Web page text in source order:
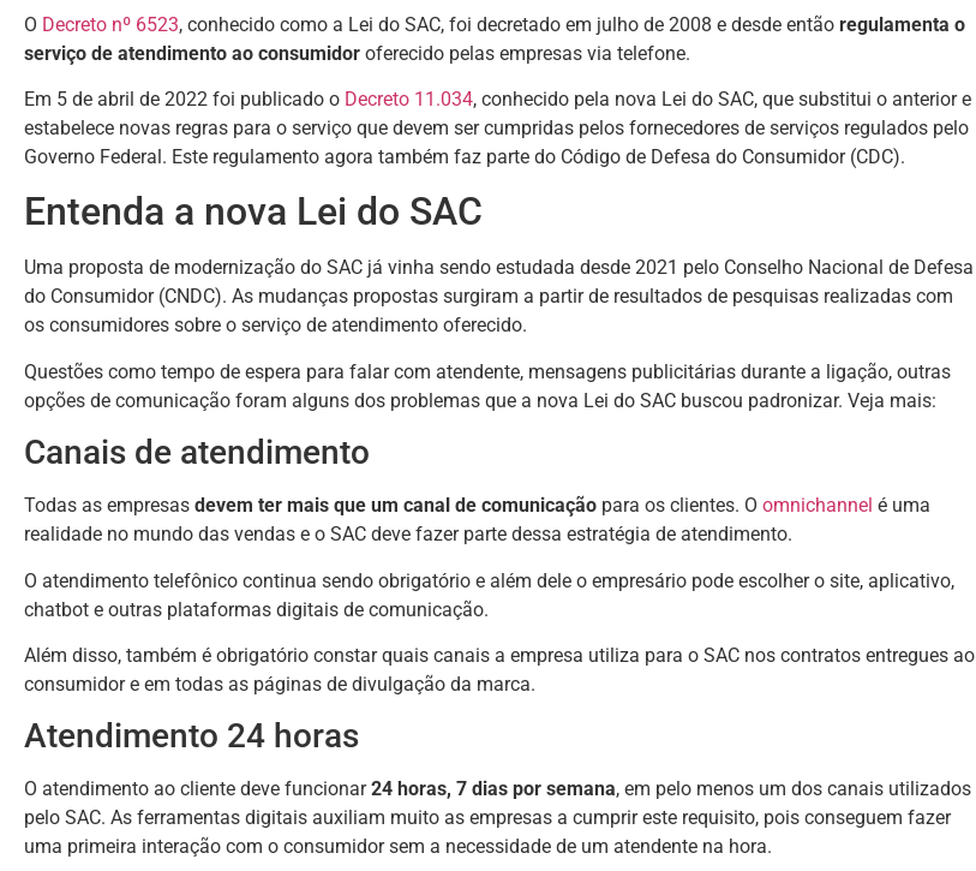
O Decreto nº 6523, conhecido como a Lei do SAC, foi decretado em julho de 2008 e desde então regulamenta o
serviço de atendimento ao consumidor oferecido pelas empresas via telefone.
Em 5 de abril de 2022 foi publicado o Decreto 11.034, conhecido pela nova Lei do SAC, que substitui o anterior e
estabelece novas regras para o serviço que devem ser cumpridas pelos fornecedores de serviços regulados pelo
Governo Federal. Este regulamento agora também faz parte do Código de Defesa do Consumidor (CDC).
Entenda a nova Lei do SAC
Uma proposta de modernização do SAC já vinha sendo estudada desde 2021 pelo Conselho Nacional de Defesa
do Consumidor (CNDC). As mudanças propostas surgiram a partir de resultados de pesquisas realizadas com
os consumidores sobre o serviço de atendimento oferecido.
Questões como tempo de espera para falar com atendente, mensagens publicitárias durante a ligação, outras
opções de comunicação foram alguns dos problemas que a nova Lei do SAC buscou padronizar. Veja mais:
Canais de atendimento
Todas as empresas devem ter mais que um canal de comunicação para os clientes. O omnichannel é uma
realidade no mundo das vendas e o SAC deve fazer parte dessa estratégia de atendimento.
O atendimento telefônico continua sendo obrigatório e além dele o empresário pode escolher o site, aplicativo,
chatbot e outras plataformas digitais de comunicação.
Além disso, também é obrigatório constar quais canais a empresa utiliza para o SAC nos contratos entregues ao
consumidor e em todas as páginas de divulgação da marca.
Atendimento 24 horas
O atendimento ao cliente deve funcionar24 horas, 7 dias por semana, em pelo menos um dos canais utilizados
pelo SAC. As ferramentas digitais auxiliam muito as empresas a cumprir este requisito, pois conseguem fazer
uma primeira interação com o consumidor sem a necessidade de um atendente na hora.